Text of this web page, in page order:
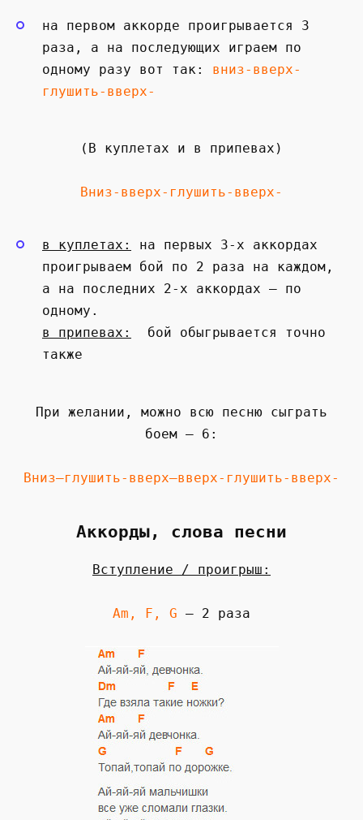
на первом аккорде проигрывается 3
раза, а на последующих играем по
одному разу вот так: вниз-вверх-
глушить-вверх-
(В куплетах и в припевах)
Вниз-вверх-глушить-вверх-
в куплетах:
на первых 3-х аккордах
проигрываем бой по 2 раза на каждом,
а на последних 2-х аккордах — по
одному.
в припевах:
бой обыгрывается точно
также
При желании, можно всю песню сыграть
боем — 6:
Вниз—глушить-вверх—вверх-глушить-вверх-
Аккорды, слова песни
Вступление / проигрыш:
Am, F, G — 2 раза